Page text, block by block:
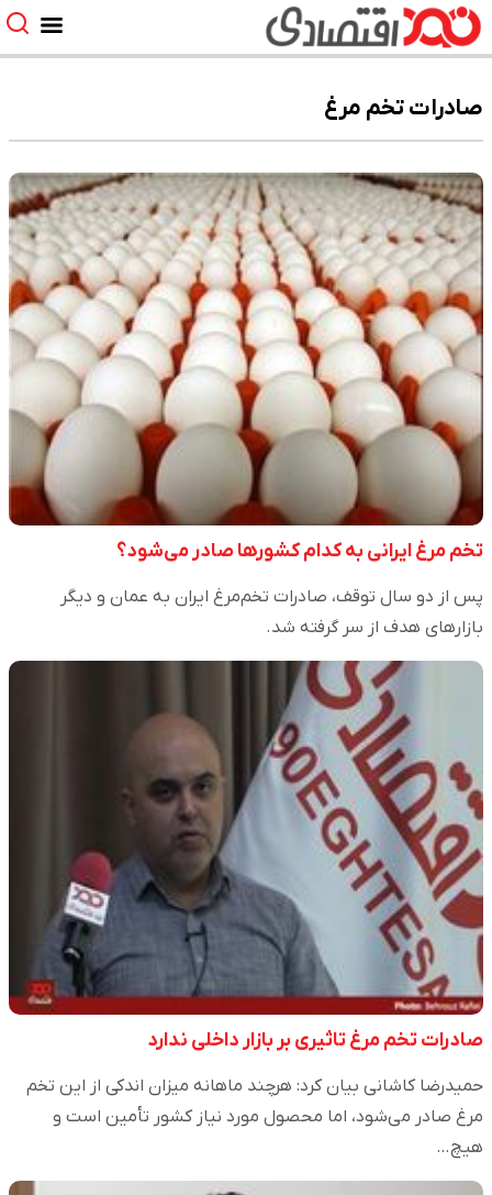
صادرات تخم مرغ
تخم مرغ ایرانی به کدام کشورها صادر می‌شود؟
پس از دو سال توقف، صادرات تخم‌مرغ ایران به عمان و دیگر
بازارهای هدف از سر گرفته شد.
صادرات تخم مرغ تاثیری بر بازار داخلی ندارد
حمیدرضا کاشانی بیان کرد: هرچند ماهانه میزان اندکی از این تخم
مرغ صادر می‌شود، اما محصول مورد نیاز کشور تأمین است و
هیچ…